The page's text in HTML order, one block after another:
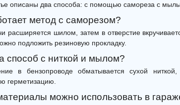
описаны два способа: с помощью самореза с
метод с саморезом?
расширяется шилом, затем в отверстие
подложить резиновую прокладку.
способ с ниткой и мылом?
в бензопроводе обматывается сухой
герметизацию.
можно использовать в